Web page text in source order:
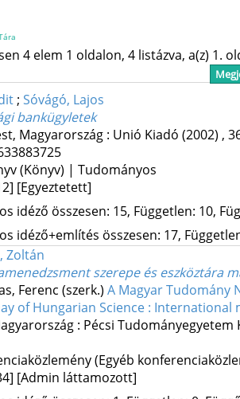
4 elem 1 oldalon, 4 listázva, a(z) 1.
; Sóvágó, Lajos
bankügyletek
Magyarország : Unió Kiadó (2002) ,
(Könyv) | Tudományos
[Egyeztetett]
idéző összesen: 15, Független: 10,
idéző+említés összesen: 17,
Zoltán
szerepe és eszköztára
Ferenc (szerk.) A Magyar Tudomány
of Hungarian Science :
: Pécsi Tudományegyetem
(Egyéb
[Admin láttamozott]